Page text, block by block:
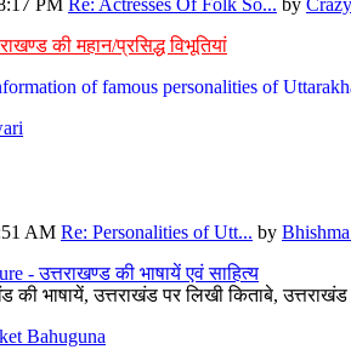
PM Re: Actresses Of Folk So... by
की महान/प्रसिद्ध विभूतियां
of famous personalities of
AM Re: Personalities of Utt... by
- उत्तराखण्ड की भाषायें एवं साहित्य
भाषायें, उत्तराखंड पर लिखी किताबे,
Bahuguna